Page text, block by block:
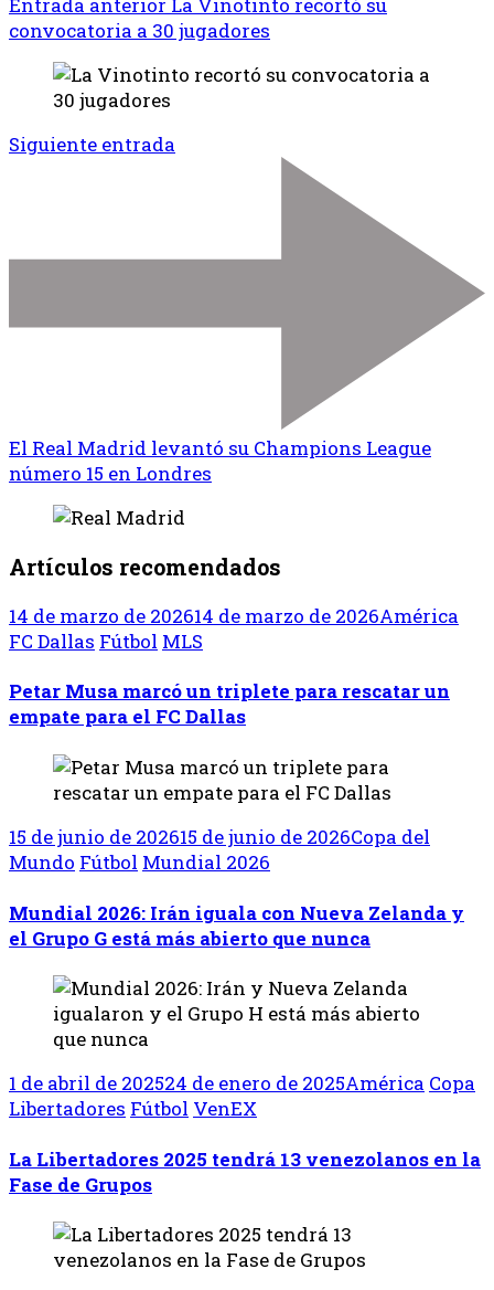
Entrada anterior La Vinotinto recortó su
convocatoria a 30 jugadores
Siguiente entrada
El Real Madrid levantó su Champions League
número 15 en Londres
Artículos recomendados
14 de marzo de 202614 de marzo de 2026América
FC Dallas Fútbol MLS
Petar Musa marcó un triplete para rescatar un
empate para el FC Dallas
15 de junio de 202615 de junio de 2026Copa del
Mundo Fútbol Mundial 2026
Mundial 2026: Irán iguala con Nueva Zelanda y
el Grupo G está más abierto que nunca
1 de abril de 202524 de enero de 2025América Copa
Libertadores Fútbol VenEX
La Libertadores 2025 tendrá 13 venezolanos en la
Fase de Grupos